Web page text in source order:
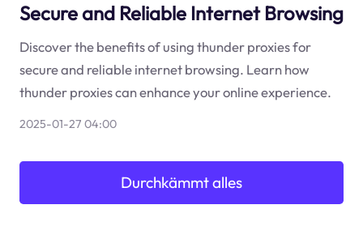
Secure and Reliable Internet Browsing
Discover the benefits of using thunder proxies for
secure and reliable internet browsing. Learn how
thunder proxies can enhance your online experience.
2025-01-27 04:00
Durchkämmt alles